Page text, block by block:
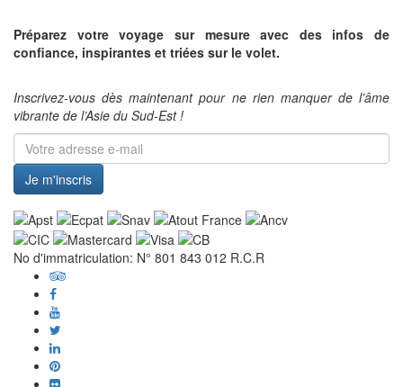
Préparez votre voyage sur mesure avec des infos de
confiance, inspirantes et triées sur le volet.
Inscrivez-vous dès maintenant pour ne rien manquer de l’âme
vibrante de l’Asie du Sud-Est !
Je m'inscris
No d'immatriculation: N° 801 843 012 R.C.R